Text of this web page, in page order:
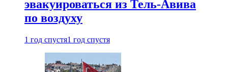
эвакуироваться из Тель-Авива
по воздуху
1 год спустя1 год спустя